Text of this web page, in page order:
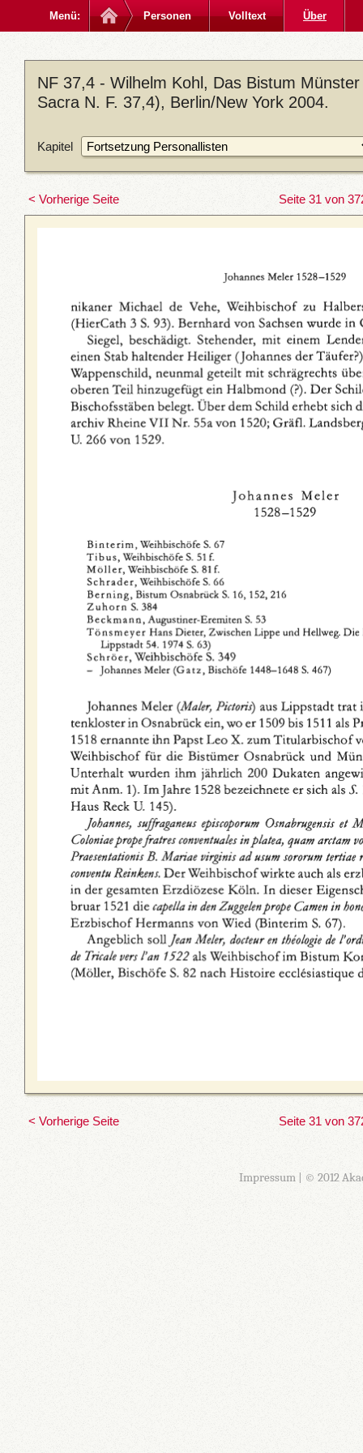
Menü: Personen Volltext Über
NF 37,4 - Wilhelm Kohl, Das Bistum
Sacra N. F. 37,4), Berlin/New York 2004.
Kapitel
< Vorherige Seite Seite 31 von
< Vorherige Seite Seite 31 von
Impressum| © 2012